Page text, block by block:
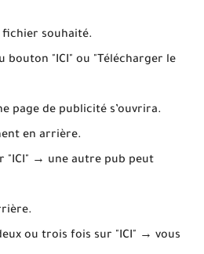
fichier souhaité.
bouton "ICI" ou "Télécharger le
page de publicité s’ouvrira.
en arrière.
"ICI" → une autre pub peut
ou trois fois sur "ICI" → vous